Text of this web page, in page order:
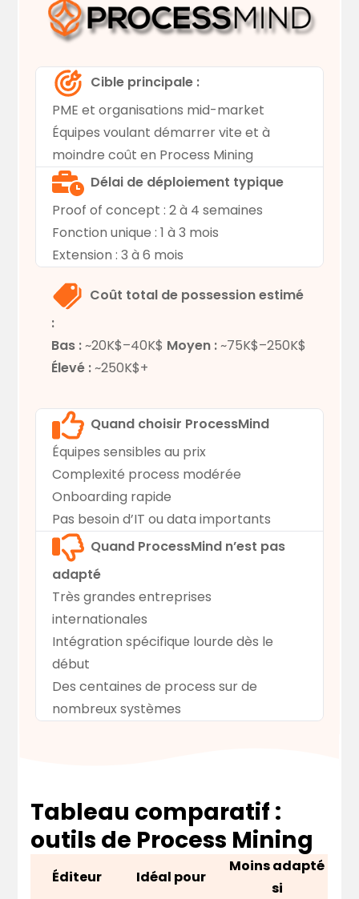
Cible principale :
PME et organisations mid-market
Équipes voulant démarrer vite et à
moindre coût en Process Mining
Délai de déploiement typique
Proof of concept : 2 à 4 semaines
Fonction unique : 1 à 3 mois
Extension : 3 à 6 mois
Coût total de possession estimé
:
Bas :~20K$–40K$ Moyen :~75K$–250K$
Élevé :~250K$+
Quand choisir ProcessMind
Équipes sensibles au prix
Complexité process modérée
Onboarding rapide
Pas besoin d’IT ou data importants
Quand ProcessMind n’est pas
adapté
Très grandes entreprises
internationales
Intégration spécifique lourde dès le
début
Des centaines de process sur de
nombreux systèmes
Tableau comparatif :
outils de Process Mining
Éditeur Idéal pour
Moins adapté
si